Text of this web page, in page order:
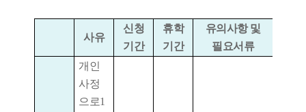
사유
신청
기간
휴학
기간
유의사항 및
필요서류
개인
사정
으로1